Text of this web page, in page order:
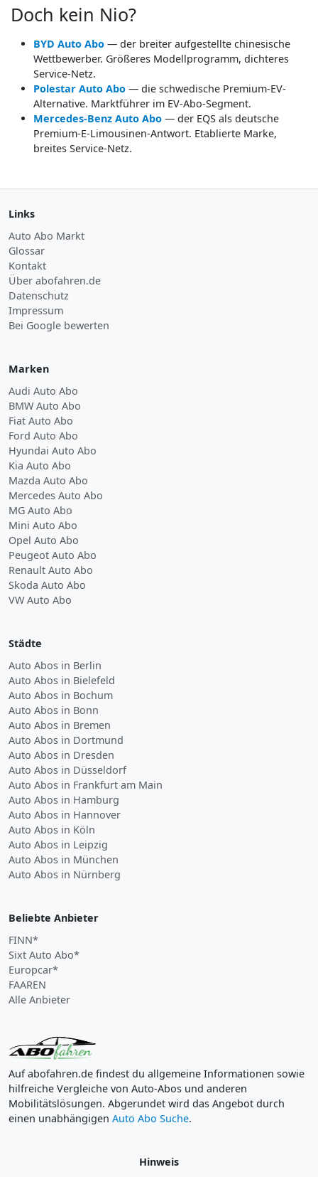
Doch kein Nio?
BYD Auto Abo — der breiter aufgestellte chinesische
Wettbewerber. Größeres Modellprogramm, dichteres
Service-Netz.
Polestar Auto Abo — die schwedische Premium-EV-
Alternative. Marktführer im EV-Abo-Segment.
Mercedes-Benz Auto Abo — der EQS als deutsche
Premium-E-Limousinen-Antwort. Etablierte Marke,
breites Service-Netz.
Links
Auto Abo Markt
Glossar
Kontakt
Über abofahren.de
Datenschutz
Impressum
Bei Google bewerten
Marken
Audi Auto Abo
BMW Auto Abo
Fiat Auto Abo
Ford Auto Abo
Hyundai Auto Abo
Kia Auto Abo
Mazda Auto Abo
Mercedes Auto Abo
MG Auto Abo
Mini Auto Abo
Opel Auto Abo
Peugeot Auto Abo
Renault Auto Abo
Skoda Auto Abo
VW Auto Abo
Städte
Auto Abos in Berlin
Auto Abos in Bielefeld
Auto Abos in Bochum
Auto Abos in Bonn
Auto Abos in Bremen
Auto Abos in Dortmund
Auto Abos in Dresden
Auto Abos in Düsseldorf
Auto Abos in Frankfurt am Main
Auto Abos in Hamburg
Auto Abos in Hannover
Auto Abos in Köln
Auto Abos in Leipzig
Auto Abos in München
Auto Abos in Nürnberg
Beliebte Anbieter
FINN*
Sixt Auto Abo*
Europcar*
FAAREN
Alle Anbieter
Auf abofahren.de findest du allgemeine Informationen sowie
hilfreiche Vergleiche von Auto-Abos und anderen
Mobilitätslösungen. Abgerundet wird das Angebot durch
einen unabhängigen Auto Abo Suche.
Hinweis